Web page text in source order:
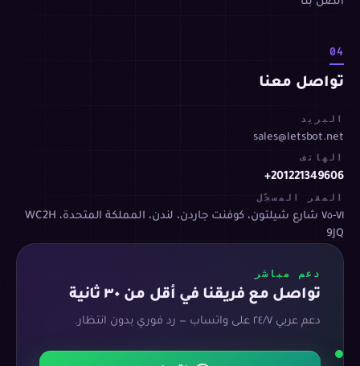
04
تواصل معنا
البريد
sales@letsbot.net
الهاتف
+201221349606
المقر المسجّل
٧١-٧٥ شارع شيلتون، كوفنت جاردن، لندن، المملكة المتحدة، WC2H
9JQ
دعم مباشر
تواصل مع فريقنا في أقل من ٣٠ ثانية
دعم عربي ٢٤/٧ على واتساب — رد فوري بدون انتظار.